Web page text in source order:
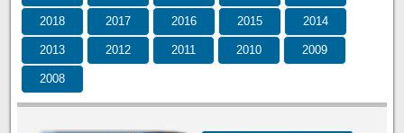
2018 2017 2016 2015 2014
2013 2012 2011 2010 2009
2008